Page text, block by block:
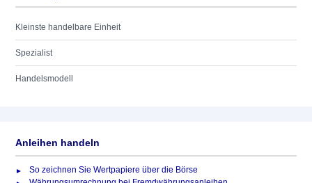
Kleinste handelbare Einheit
Spezialist
Handelsmodell
Anleihen handeln
So zeichnen Sie Wertpapiere über die Börse